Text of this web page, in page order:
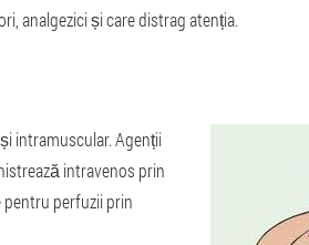
analgezici și care distrag atenția.
intramuscular. Agenții
intravenos prin
pentru perfuzii prin